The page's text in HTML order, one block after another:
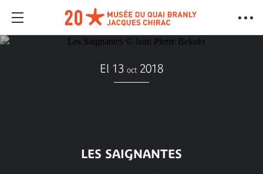
El 13 oct 2018
LES SAIGNANTES